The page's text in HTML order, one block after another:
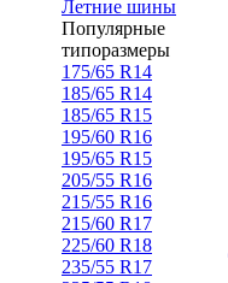
Летние шины
Популярные
типоразмеры
175/65 R14
185/65 R14
185/65 R15
195/60 R16
195/65 R15
205/55 R16
215/55 R16
215/60 R17
225/60 R18
235/55 R17